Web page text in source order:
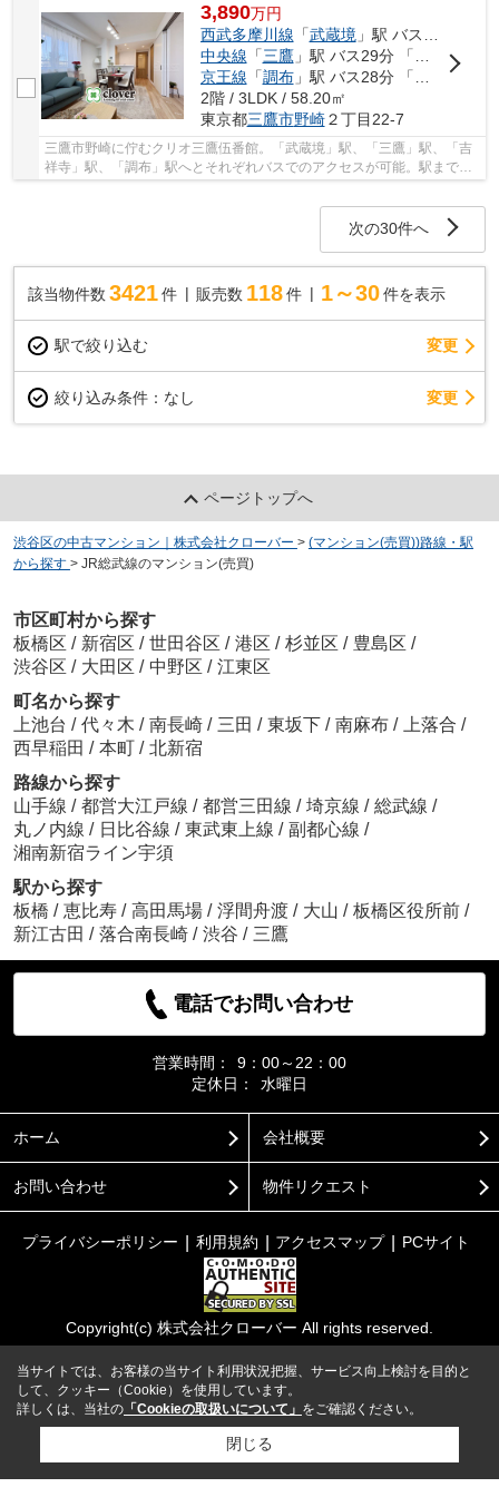
3,890万円
西武多摩川線 「武蔵境 」駅 バス20分 「吉野南」 停歩2分
中央線 「三鷹」駅 バス29分 「吉野南」 停歩2分
京王線 「調布」駅 バス28分 「調布北高校前」 停歩8分
2階 / 3LDK / 58.20㎡
東京都三鷹市野崎２丁目22-7
三鷹市野崎に佇むクリオ三鷹伍番館。「武蔵境」駅、「三鷹」駅、「吉
祥寺」駅、「調布」駅へとそれぞれバスでのアクセスが可能。駅までの
次の30件へ
該当物件数 3421件 販売数 118 件 1～30 件を表示
駅で絞り込む 変更
絞り込み条件： なし 変更
ページトップへ
渋谷区の中古マンション｜株式会社クローバー > (マンション(売買))路線・駅
から探す > JR総武線のマンション(売買)
市区町村から探す
板橋区 / 新宿区 / 世田谷区 / 港区 / 杉並区 / 豊島区 /
渋谷区 / 大田区 / 中野区 / 江東区
町名から探す
上池台 / 代々木 / 南長崎 / 三田 / 東坂下 / 南麻布 / 上落合 /
西早稲田 / 本町 / 北新宿
路線から探す
山手線 / 都営大江戸線 / 都営三田線 / 埼京線 / 総武線 /
丸ノ内線 / 日比谷線 / 東武東上線 / 副都心線 /
湘南新宿ライン宇須
駅から探す
板橋 / 恵比寿 / 高田馬場 / 浮間舟渡 / 大山 / 板橋区役所前 /
新江古田 / 落合南長崎 / 渋谷 / 三鷹
電話でお問い合わせ
営業時間：
9：00～22：00
定休日：
水曜日
ホーム 会社概要
お問い合わせ 物件リクエスト
プライバシーポリシー 利用規約 アクセスマップ PCサイト
Copyright(c) 株式会社クローバー All rights reserved.
当サイトでは、お客様の当サイト利用状況把握、サービス向上検討を目的と
して、クッキー（Cookie）を使用しています。
詳しくは、当社の 「Cookieの取扱いについて」 をご確認ください。
閉じる